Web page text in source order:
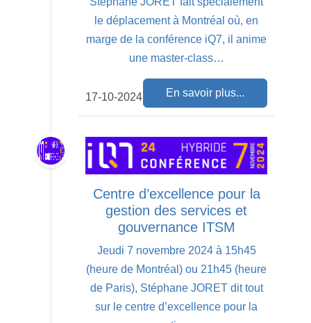
le déplacement à Montréal où, en
marge de la conférence iQ7, il anime
une master-class…
En savoir plus...
17-10-2024
Centre d’excellence pour la
gestion des services et
gouvernance ITSM
Jeudi 7 novembre 2024 à 15h45
(heure de Montréal) ou 21h45 (heure
de Paris), Stéphane JORET dit tout
sur le centre d’excellence pour la